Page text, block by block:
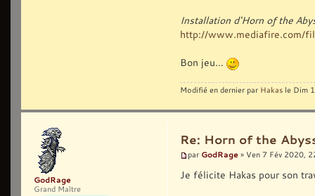
Installation d'Horn of the
http://www.mediafire.com/
Bon jeu...
Modifié en dernier par Hakas le Dim
Re: Horn of the
par GodRage » Ven 7 Fév 2020,
Je félicite Hakas pour son
GodRage
Grand Maître